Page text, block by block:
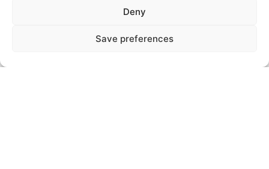
Deny
Save preferences
Įprastai pirmąjį laiptelį mini ralyje praleidęs Mantas